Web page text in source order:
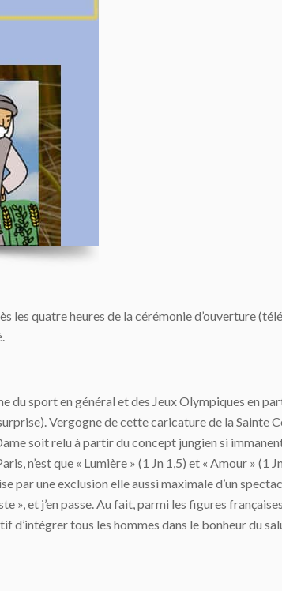
les quatre heures de la cérémonie d’ouverture
du sport en général et des Jeux Olympiques en
Vergogne de cette caricature de la Sainte
soit relu à partir du concept jungien si
n’est que « Lumière » (1 Jn 1,5) et « Amour » (1
par une exclusion elle aussi maximale d’un
et j’en passe. Au fait, parmi les figures
d’intégrer tous les hommes dans le bonheur du